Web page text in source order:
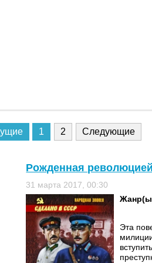
1 2 Следующие
Рожденная
31 марта 2017, 00:30
Эта